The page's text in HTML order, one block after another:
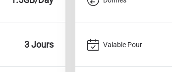
3 Jours Valable Pour